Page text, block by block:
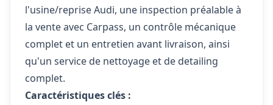
l'usine/reprise Audi, une inspection préalable à
la vente avec Carpass, un contrôle mécanique
complet et un entretien avant livraison, ainsi
qu'un service de nettoyage et de detailing
complet.
Caractéristiques clés :